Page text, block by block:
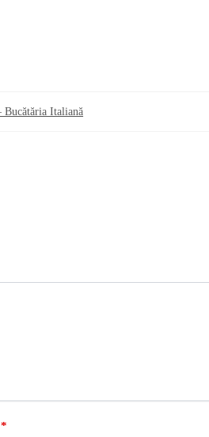
Bucătăria Italiană
*